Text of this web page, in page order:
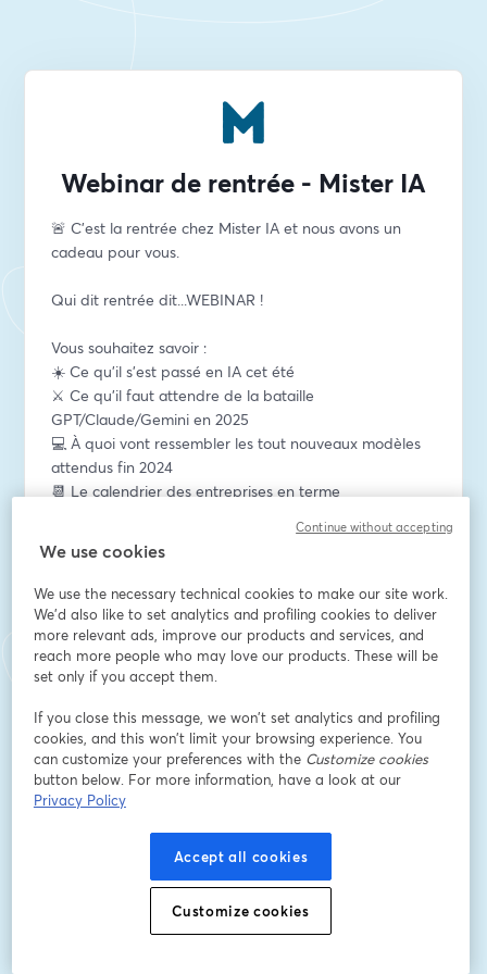
Webinar de rentrée - Mister IA
🚨 C'est la rentrée chez Mister IA et nous avons un
cadeau pour vous.
Qui dit rentrée dit...WEBINAR !
Vous souhaitez savoir :
☀️ Ce qu'il s'est passé en IA cet été
⚔️ Ce qu'il faut attendre de la bataille
GPT/Claude/Gemini en 2025
💻 À quoi vont ressembler les tout nouveaux modèles
attendus fin 2024
📆 Le calendrier des entreprises en terme
Mais aussi :
🔍 Avoir un retour d'expérience de notre part après 1
an d'existence et 250 entreprises accompagnées
🔔 Découvrir les nouvelles offres de Mister IA pour vous
aider vous et/ou vos collaborateurs
Email address
First name *
We use cookies
We use the necessary technical cookies to make our site work.
We'd also like to set analytics and profiling cookies to deliver
more relevant ads, improve our products and services, and
reach more people who may love our products. These will be
set only if you accept them.
If you close this message, we won’t set analytics and profiling
cookies, and this won’t limit your browsing experience. You
can customize your preferences with the Customize cookies
button below. For more information, have a look at our
Privacy Policy
Accept all cookies
Customize cookies
Continue without accepting